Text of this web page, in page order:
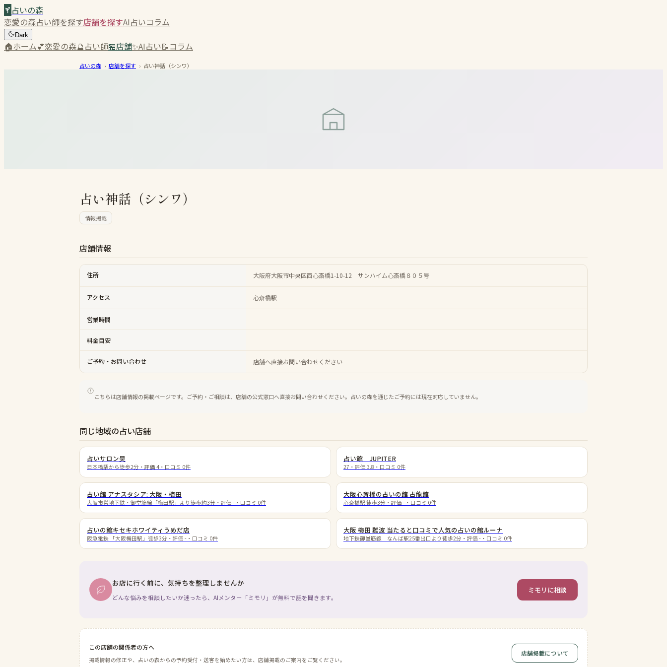
占いの森
恋愛の森占い師を探す店舗を探すAI占いコラム
Dark
🏠ホーム💕恋愛の森🔮占い師🏪店舗✨AI占い📝コラム
占いの森 › 店舗を探す › 占い神話（シンワ）
占い神話（シンワ）
情報掲載
店舗情報
住所 大阪府大阪市中央区西心斎橋1-10-12 サンハイム心斎橋８０５号
アクセス 心斎橋駅
営業時間
料金目安
ご予約・お問い合わせ 店舗へ直接お問い合わせください
こちらは店舗情報の掲載ページです。ご予約・ご相談は、店舗の公式窓口へ直接お問い合わせください。占いの森を通じたご予約には現在対応していません。
同じ地域の占い店舗
占いサロン昊
日本橋駅から徒歩2分 ・評価 4 ・口コミ 0件
占い館 JUPITER
27 ・評価 3.8 ・口コミ 0件
占い館 アナスタシア: 大阪・梅田
大阪市営地下鉄・御堂筋線「梅田駅」より徒歩約3分 ・評価 - ・口コミ 0件
大阪心斎橋の占いの館 占龍館
心斎橋駅 徒歩3分 ・評価 - ・口コミ 0件
占いの館キセキホワイティうめだ店
阪急電鉄 「大阪梅田駅」徒歩3分 ・評価 - ・口コミ 0件
大阪 梅田 難波 当たると口コミで人気の占いの館ルーナ
地下鉄御堂筋線 なんば駅25番出口より徒歩2分 ・評価 - ・口コミ 0件
お店に行く前に、気持ちを整理しませんか
どんな悩みを相談したいか迷ったら、AIメンター「ミモリ」が無料で話を聞きます。
ミモリに相談
この店舗の関係者の方へ
掲載情報の修正や、占いの森からの予約受付・送客を始めたい方は、店舗掲載のご案内をご覧ください。
店舗掲載について